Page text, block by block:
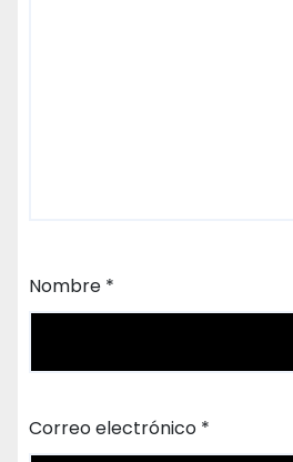
Nombre *
Correo electrónico *